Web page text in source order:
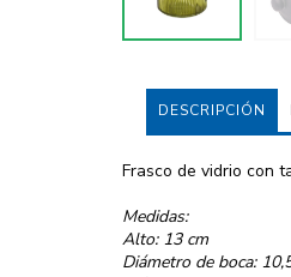
DESCRIPCIÓN
Frasco de vidrio con
Medidas:
Alto: 13 cm
Diámetro de boca: